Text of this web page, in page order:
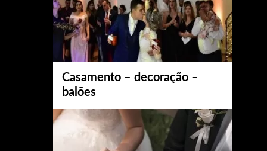
Casamento – decoração –
balões